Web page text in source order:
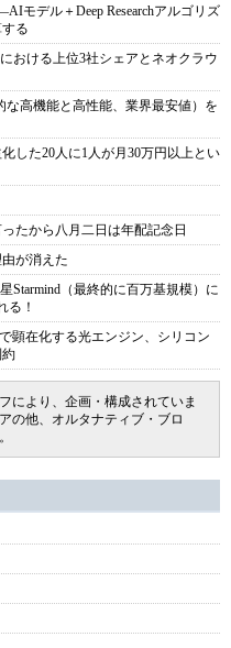
モデル＋Deep Researchアルゴリズ
る
おける上位3社シェアとネオクラウ
な高機能と高性能、業界最安値）を
した20人に1人が月30万円以上とい
たから八月二日は年配記念日
が消えた
Starmind（最終的に百万基規模）に
る！
顕在化する光エンジン、シリコン
により、企画・構成されていま
の他、オルタナティブ・ブロ